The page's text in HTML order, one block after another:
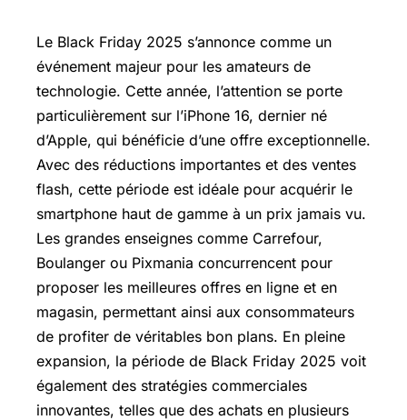
Le Black Friday 2025 s’annonce comme un
événement majeur pour les amateurs de
technologie. Cette année, l’attention se porte
particulièrement sur l’iPhone 16, dernier né
d’Apple, qui bénéficie d’une offre exceptionnelle.
Avec des réductions importantes et des ventes
flash, cette période est idéale pour acquérir le
smartphone haut de gamme à un prix jamais vu.
Les grandes enseignes comme Carrefour,
Boulanger ou Pixmania concurrencent pour
proposer les meilleures offres en ligne et en
magasin, permettant ainsi aux consommateurs
de profiter de véritables bon plans. En pleine
expansion, la période de Black Friday 2025 voit
également des stratégies commerciales
innovantes, telles que des achats en plusieurs